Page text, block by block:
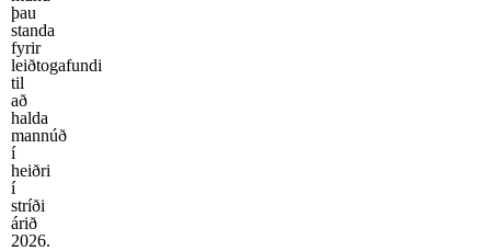
þau
standa
fyrir
leiðtogafundi
til
að
halda
mannúð
í
heiðri
í
stríði
árið
2026.